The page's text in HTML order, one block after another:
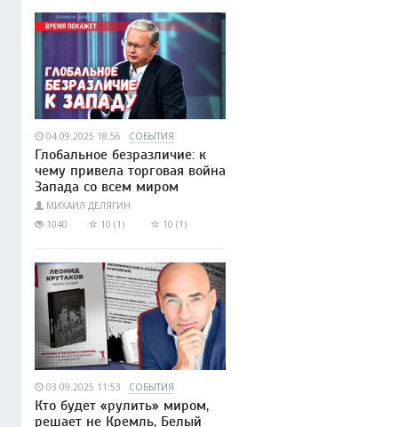
04.09.2025 18:56 СОБЫТИЯ
Глобальное безразличие: к
чему привела торговая война
Запада со всем миром
МИХАИЛ ДЕЛЯГИН
1040
10 (1) 10 (1)
03.09.2025 11:53 СОБЫТИЯ
Кто будет «рулить» миром,
решает не Кремль, Белый